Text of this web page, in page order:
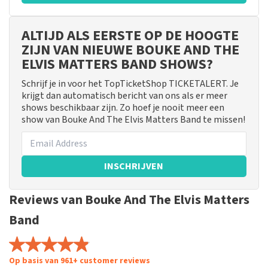
ALTIJD ALS EERSTE OP DE HOOGTE
ZIJN VAN NIEUWE BOUKE AND THE
ELVIS MATTERS BAND SHOWS?
Schrijf je in voor het TopTicketShop TICKETALERT. Je
krijgt dan automatisch bericht van ons als er meer
shows beschikbaar zijn. Zo hoef je nooit meer een
show van Bouke And The Elvis Matters Band te missen!
INSCHRIJVEN
Reviews van Bouke And The Elvis Matters
Band
Op basis van 961+ customer reviews